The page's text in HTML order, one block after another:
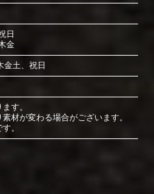
日
金
土、祝日
す。
材が変わる場合がございます。
。